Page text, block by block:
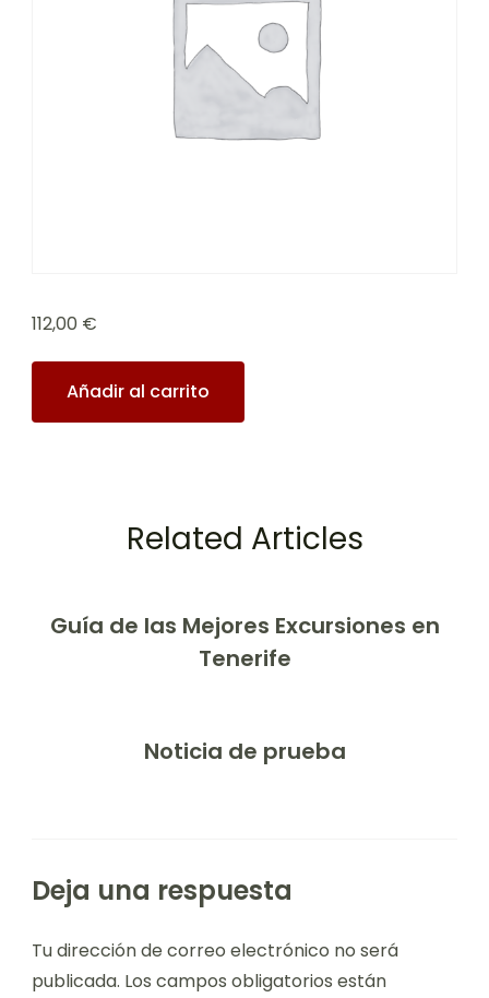
112,00 €
Añadir al carrito
Related Articles
Guía de las Mejores Excursiones en
Tenerife
Noticia de prueba
Deja una respuesta
Tu dirección de correo electrónico no será
publicada. Los campos obligatorios están